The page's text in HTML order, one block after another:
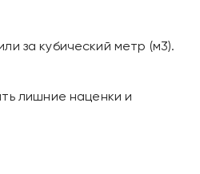
за кубический метр (м3).
лишние наценки и